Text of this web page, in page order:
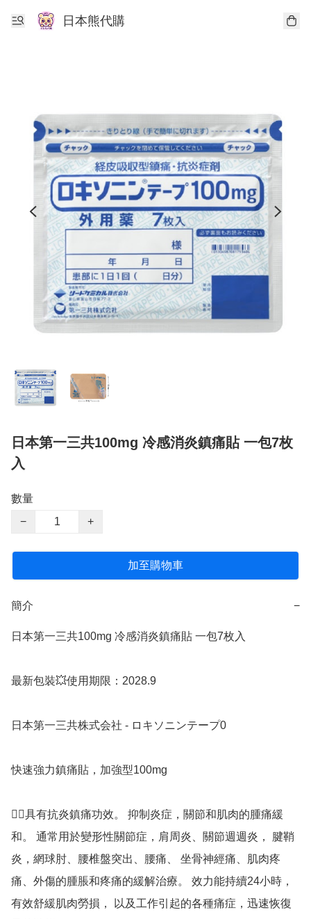
日本熊代購
日本第一三共100mg 冷感消炎鎮痛貼 一包7枚
入
數量
−
+
加至購物車
簡介 −
日本第一三共100mg 冷感消炎鎮痛貼 一包7枚入
最新包裝💥使用期限：2028.9
日本第一三共株式会社 - ロキソニンテープ0
快速強力鎮痛貼，加強型100mg
👍🏻具有抗炎鎮痛功效。 抑制炎症，關節和肌肉的腫痛緩
和。 通常用於變形性關節症，肩周炎、關節週週炎， 腱鞘
炎，網球肘、腰椎盤突出、腰痛、 坐骨神經痛、肌肉疼
痛、外傷的腫脹和疼痛的緩解治療。 效力能持續24小時，
有效舒緩肌肉勞損， 以及工作引起的各種痛症，迅速恢復